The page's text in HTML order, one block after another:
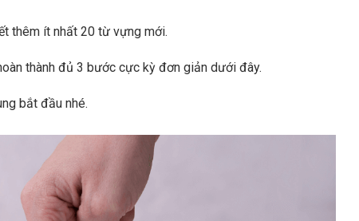
thêm ít nhất 20 từ vựng mới.
thành đủ 3 bước cực kỳ đơn giản dưới đây.
bắt đầu nhé.